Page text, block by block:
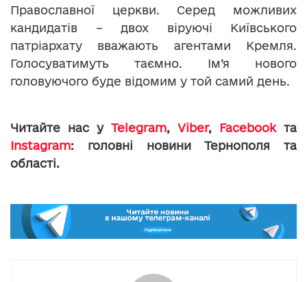
Православної церкви. Серед можливих
кандидатів – двох віруючі Київського
патріархату вважають агентами Кремля.
Голосуватимуть таємно. Ім’я нового
головуючого буде відомим у той самий день.
Читайте нас у Telegram, Viber, Facebookта
Instagram: головні новини Тернополя та
області.